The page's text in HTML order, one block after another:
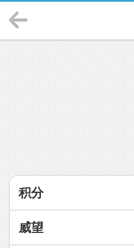
积分
威望